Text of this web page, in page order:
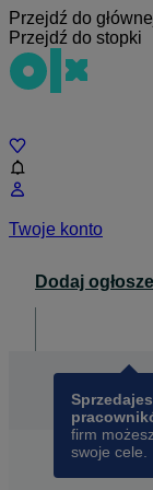
Przejdź do
Przejdź do stopki
Twoje konto
Dodaj
firm
swoje cele.